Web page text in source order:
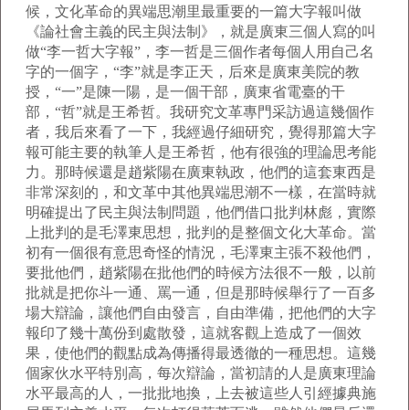
候，文化革命的異端思潮里最重要的一篇大字報叫做
《論社會主義的民主與法制》，就是廣東三個人寫的叫
做“李一哲大字報”，李一哲是三個作者每個人用自己名
字的一個字，“李”就是李正天，后來是廣東美院的教
授，“一”是陳一陽，是一個干部，廣東省電臺的干
部，“哲”就是王希哲。我研究文革專門采訪過這幾個作
者，我后來看了一下，我經過仔細研究，覺得那篇大字
報可能主要的執筆人是王希哲，他有很強的理論思考能
力。那時候還是趙紫陽在廣東執政，他們的這套東西是
非常深刻的，和文革中其他異端思潮不一樣，在當時就
明確提出了民主與法制問題，他們借口批判林彪，實際
上批判的是毛澤東思想，批判的是整個文化大革命。當
初有一個很有意思奇怪的情況，毛澤東主張不殺他們，
要批他們，趙紫陽在批他們的時候方法很不一般，以前
批就是把你斗一通、罵一通，但是那時候舉行了一百多
場大辯論，讓他們自由發言，自由準備，把他們的大字
報印了幾十萬份到處散發，這就客觀上造成了一個效
果，使他們的觀點成為傳播得最透徹的一種思想。這幾
個家伙水平特別高，每次辯論，當初請的人是廣東理論
水平最高的人，一批批地換，上去被這些人引經據典施